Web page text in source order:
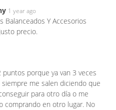
1 year ago
Balanceados Y Accesorios
precio.
puntos porque ya van 3 veces
me salen diciendo que
para otro día o me
comprando en otro lugar. No